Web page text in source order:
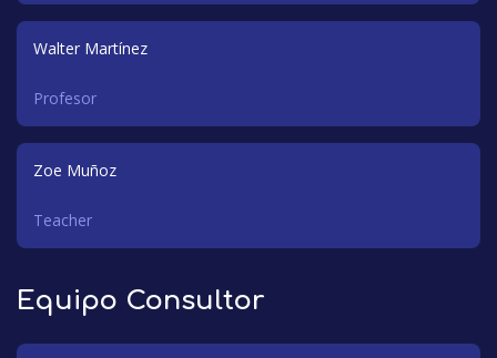
Walter Martínez
Profesor
Zoe Muñoz
Teacher
Equipo Consultor